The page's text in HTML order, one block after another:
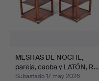
MESITAS DE NOCHE,
pareja, caoba y LATÓN, R…
Subastado 17 may 2026